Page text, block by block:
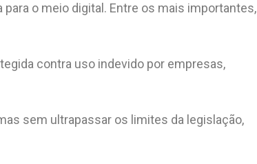
o meio digital. Entre os mais importantes,
contra uso indevido por empresas,
sem ultrapassar os limites da legislação,